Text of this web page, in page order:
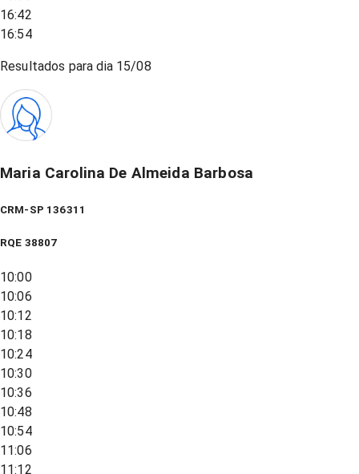
16:42
16:54
Resultados para dia 15/08
Maria Carolina De Almeida Barbosa
CRM-SP 136311
RQE 38807
10:00
10:06
10:12
10:18
10:24
10:30
10:36
10:48
10:54
11:06
11:12